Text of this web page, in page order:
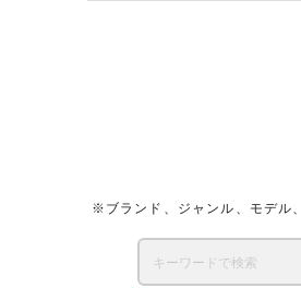
※ブランド、ジャンル、モデル